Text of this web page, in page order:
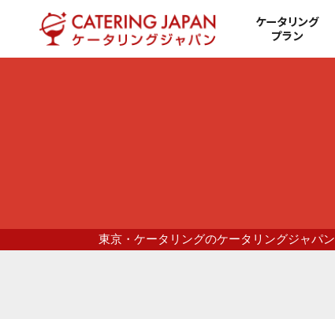
ケータリング
プラン
東京・ケータリングのケータリングジャパン